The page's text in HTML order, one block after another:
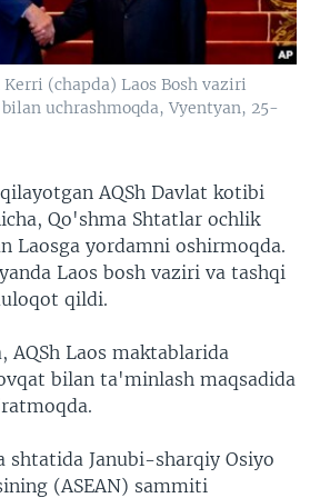
(chapda) Laos Bosh vaziri
uchrashmoqda, Vyentyan, 25-
AQSh Davlat kotibi
Qo'shma Shtatlar ochlik
Laosga yordamni oshirmoqda.
Laos bosh vaziri va tashqi
qildi.
AQSh Laos maktablarida
bilan ta'minlash maqsadida
shtatida Janubi-sharqiy Osiyo
(ASEAN) sammiti